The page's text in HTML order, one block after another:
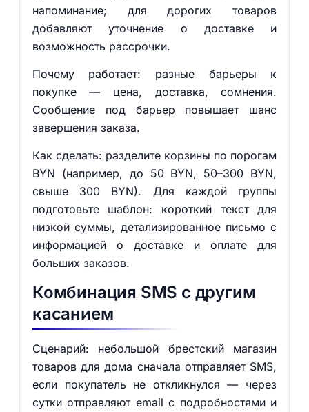
напоминание; для дорогих товаров
добавляют уточнение о доставке и
возможность рассрочки.
Почему работает: разные барьеры к
покупке — цена, доставка, сомнения.
Сообщение под барьер повышает шанс
завершения заказа.
Как сделать: разделите корзины по порогам
BYN (например, до 50 BYN, 50–300 BYN,
свыше 300 BYN). Для каждой группы
подготовьте шаблон: короткий текст для
низкой суммы, детализированное письмо с
информацией о доставке и оплате для
больших заказов.
Комбинация SMS с другим
касанием
Сценарий: небольшой брестский магазин
товаров для дома сначала отправляет SMS,
если покупатель не откликнулся — через
сутки отправляют email с подробностями и